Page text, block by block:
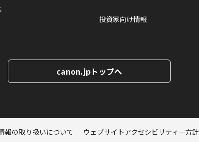
投資家向け情報
canon.jpトップへ
報の取り扱いについて ウェブサイトアクセシビリティー方針